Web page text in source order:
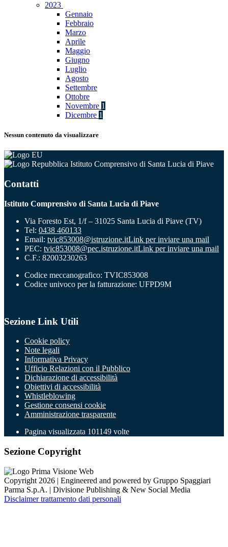
2023
Gennaio
Febbraio
Marzo
Aprile
Maggio
Giugno
Luglio
Agosto
Settembre
Ottobre
Novembre 1
Dicembre 1
Nessun contenuto da visualizzare
Istituto Comprensivo di Santa Lucia di Piave
Contatti
Istituto Comprensivo di Santa Lucia di Piave
Via Foresto Est, 1/f – 31025 Santa Lucia di Piave (TV)
Tel: 0438 460133
Email: tvic853008@istruzione.itLink per inviare una mail
PEC: tvic853008@pec.istruzione.itLink per inviare una mail
C.F.: 82003230263
Codice meccanografico: TVIC853008
Codice univoco per la fatturazione: UFPD9M
Sezione Link Utili
Cookie policy
Note legali
Informativa Privacy
Ufficio Relazioni con il Pubblico
Dichiarazione di accessibilità
Obiettivi di accessibilità
Whistleblowing
Gestione consensi cookie
Amministrazione trasparente
Pagina visualizzata 101149 volte
Sezione Copyright
Copyright 2026 | Engineered and powered by Gruppo Spaggiari
Parma S.p.A. | Divisione Publishing & New Social Media
Disclaimer trattamento dati personali